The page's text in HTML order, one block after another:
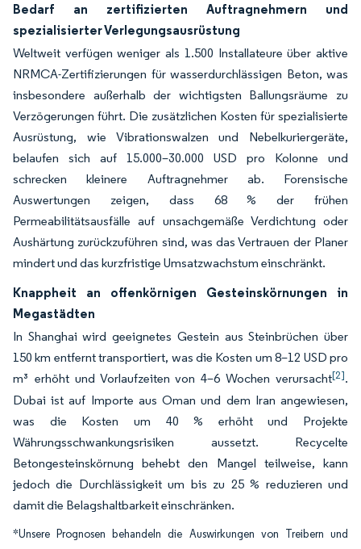
Bedarf an zertifizierten Auftragnehmern und
spezialisierter Verlegungsausrüstung
Weltweit verfügen weniger als 1.500 Installateure über aktive
NRMCA-Zertifizierungen für wasserdurchlässigen Beton, was
insbesondere außerhalb der wichtigsten Ballungsräume zu
Verzögerungen führt. Die zusätzlichen Kosten für spezialisierte
Ausrüstung, wie Vibrationswalzen und Nebelkuriergeräte,
belaufen sich auf 15.000–30.000 USD pro Kolonne und
schrecken kleinere Auftragnehmer ab. Forensische
Auswertungen zeigen, dass 68 % der frühen
Permeabilitätsausfälle auf unsachgemäße Verdichtung oder
Aushärtung zurückzuführen sind, was das Vertrauen der Planer
mindert und das kurzfristige Umsatzwachstum einschränkt.
Knappheit an offenkörnigen Gesteinskörnungen in
Megastädten
In Shanghai wird geeignetes Gestein aus Steinbrüchen über
150 km entfernt transportiert, was die Kosten um 8–12 USD pro
m³ erhöht und Vorlaufzeiten von 4–6 Wochen verursacht[2].
Dubai ist auf Importe aus Oman und dem Iran angewiesen,
was die Kosten um 40 % erhöht und Projekte
Währungsschwankungsrisiken aussetzt. Recycelte
Betongesteinskörnung behebt den Mangel teilweise, kann
jedoch die Durchlässigkeit um bis zu 25 % reduzieren und
damit die Belagshaltbarkeit einschränken.
*Unsere Prognosen behandeln die Auswirkungen von Treibern und